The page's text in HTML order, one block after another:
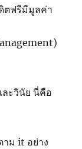
ตฟรีมีมูลค่า
ละวินัย นี่คือ
ม it อย่าง